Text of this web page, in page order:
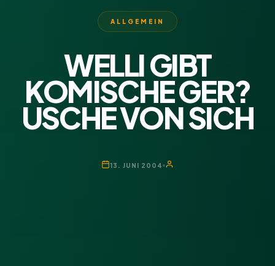
ALLGEMEIN
WELLI GIBT
KOMISCHE GER?
USCHE VON SICH
13. JUNI 2004